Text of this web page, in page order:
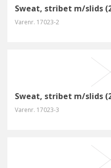
Sweat, stribet m/slids
Varenr. 17023-2
Sweat, stribet m/slids
Varenr. 17023-3